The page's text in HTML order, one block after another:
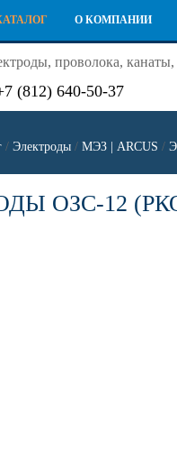
О КОМПАНИИ
проволока,
(812) 640-50-37
/ Электроды / МЭЗ | ARCUS /
ОЗС-12